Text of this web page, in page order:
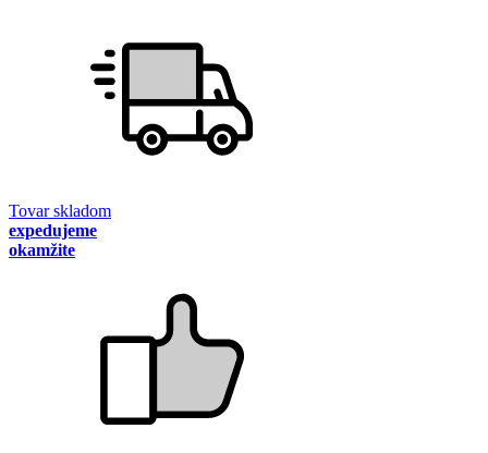
Tovar skladom
expedujeme
okamžite